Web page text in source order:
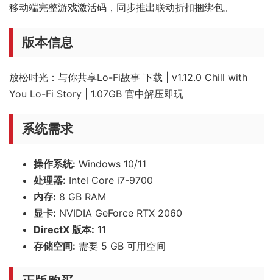
移动端完整游戏激活码，同步推出联动折扣捆绑包。
版本信息
放松时光：与你共享Lo-Fi故事 下载 | v1.12.0 Chill with
You Lo-Fi Story | 1.07GB 官中解压即玩
系统需求
操作系统: Windows 10/11
处理器: Intel Core i7-9700
内存: 8 GB RAM
显卡: NVIDIA GeForce RTX 2060
DirectX 版本: 11
存储空间: 需要 5 GB 可用空间